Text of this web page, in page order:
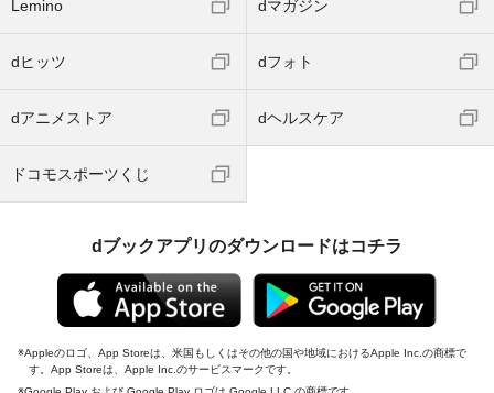
Lemino dマガジン
dヒッツ dフォト
dアニメストア dヘルスケア
ドコモスポーツくじ
dブックアプリのダウンロードはコチラ
Appleのロゴ、App Storeは、米国もしくはその他の国や地域におけるApple Inc.の商標で
す。App Storeは、Apple Inc.のサービスマークです。